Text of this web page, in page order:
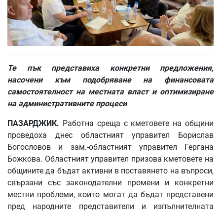
Те пък представиха конкретни предложения,
насочени към подобряване на финансовата
самостоятелност на местната власт и оптимизиране
на административните процеси
ПАЗАРДЖИК. Работна среща с кметовете на общини
проведоха днес областният управител Борислав
Богословов и зам.-областният управител Гергана
Божкова. Областният управител призова кметовете на
общините да бъдат активни в поставянето на въпроси,
свързани със законодателни промени и конкретни
местни проблеми, които могат да бъдат представени
пред народните представители и изпълнителната